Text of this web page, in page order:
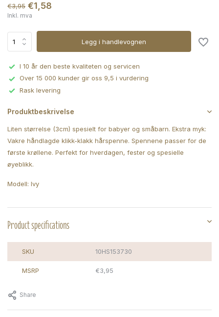
€3,95 €1,58
Inkl. mva
Legg i handlevognen
I 10 år den beste kvaliteten og servicen
Over 15 000 kunder gir oss 9,5 i vurdering
Rask levering
Produktbeskrivelse
Liten størrelse (3cm) spesielt for babyer og småbarn. Ekstra myk:
Vakre håndlagde klikk-klakk hårspenne. Spennene passer for de
første krøllene. Perfekt for hverdagen, fester og spesielle
øyeblikk.
Modell: Ivy
Product specifications
SKU 10HS153730
MSRP €3,95
Share